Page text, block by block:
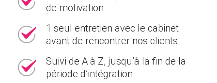
de motivation
1 seul entretien avec le cabinet
avant de rencontrer nos clients
Suivi de A à Z, jusqu’à la fin de la
période d’intégration